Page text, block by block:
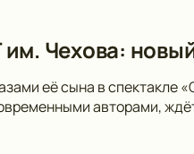
Чехова:
её сына в спектакле
авторами,